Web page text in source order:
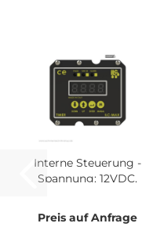
In­ter­ne Steue­rung -
Span­nung: 12VDC,
Preis auf Anfrage